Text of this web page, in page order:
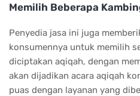
Memilih Beberapa
Penyedia jasa ini juga
konsumennya untuk memilih
diciptakan aqiqah, dengan
akan dijadikan acara aqiqah
puas dengan layanan yang